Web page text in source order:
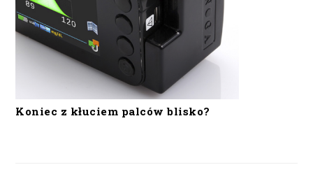
Koniec z kłuciem palców blisko?